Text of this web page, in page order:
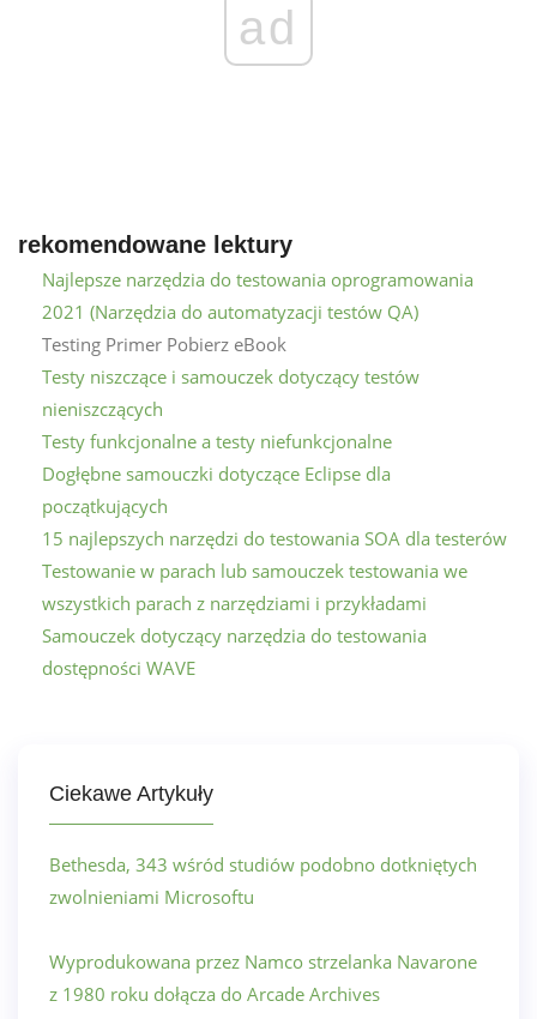
ad
rekomendowane lektury
Najlepsze narzędzia do testowania oprogramowania
2021 (Narzędzia do automatyzacji testów QA)
Testing Primer Pobierz eBook
Testy niszczące i samouczek dotyczący testów
nieniszczących
Testy funkcjonalne a testy niefunkcjonalne
Dogłębne samouczki dotyczące Eclipse dla
początkujących
15 najlepszych narzędzi do testowania SOA dla testerów
Testowanie w parach lub samouczek testowania we
wszystkich parach z narzędziami i przykładami
Samouczek dotyczący narzędzia do testowania
dostępności WAVE
Ciekawe Artykuły
Bethesda, 343 wśród studiów podobno dotkniętych
zwolnieniami Microsoftu
Wyprodukowana przez Namco strzelanka Navarone
z 1980 roku dołącza do Arcade Archives